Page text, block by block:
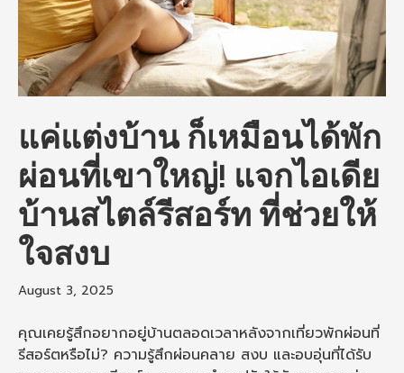
แค่แต่งบ้าน ก็เหมือนได้พัก
ผ่อนที่เขาใหญ่! แจกไอเดีย
บ้านสไตล์รีสอร์ท ที่ช่วยให้
ใจสงบ
August 3, 2025
คุณเคยรู้สึกอยากอยู่บ้านตลอดเวลาหลังจากเที่ยวพักผ่อนที่
รีสอร์ตหรือไม่? ความรู้สึกผ่อนคลาย สงบ และอบอุ่นที่ได้รับ